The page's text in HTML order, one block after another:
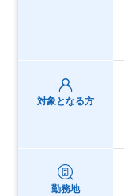
対象となる方
勤務地